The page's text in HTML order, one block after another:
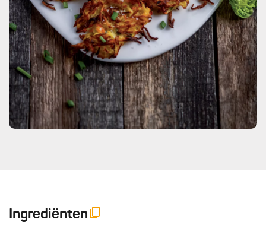
Ingrediënten